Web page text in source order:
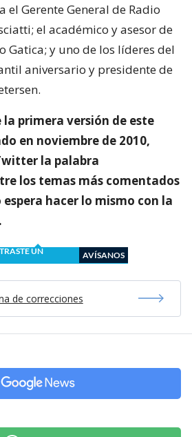
el Gerente General de Radio
el académico y asesor de
Gatica; y uno de los líderes del
aniversario y presidente de
la primera versión de este
en noviembre de 2010,
la palabra
los temas más comentados
espera hacer lo mismo con la
UN
AVÍSANOS
de correcciones